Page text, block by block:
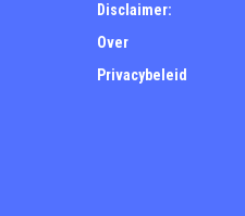
Disclaimer:
Over
Privacybeleid